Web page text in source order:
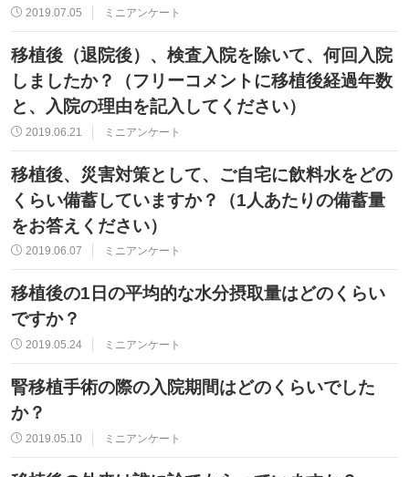
2019.07.05 ミニアンケート
移植後（退院後）、検査入院を除いて、何回入院
しましたか？（フリーコメントに移植後経過年数
と、入院の理由を記入してください）
2019.06.21 ミニアンケート
移植後、災害対策として、ご自宅に飲料水をどの
くらい備蓄していますか？（1人あたりの備蓄量
をお答えください）
2019.06.07 ミニアンケート
移植後の1日の平均的な水分摂取量はどのくらい
ですか？
2019.05.24 ミニアンケート
腎移植手術の際の入院期間はどのくらいでした
か？
2019.05.10 ミニアンケート